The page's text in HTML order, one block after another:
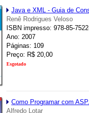
Java e XML - Guia de
Renê Rodrigues Veloso
ISBN impresso: 978-85-
Ano: 2007
Páginas: 109
Preço: R$ 20,00
Esgotado
Como Programar com
Alfredo Lotar